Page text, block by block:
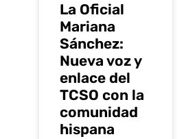
La Oficial
Mariana
Sánchez:
Nueva voz y
enlace del
TCSO con la
comunidad
hispana